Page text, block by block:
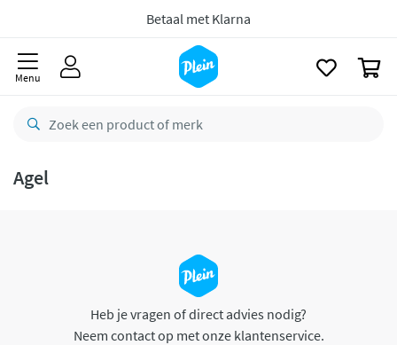
Betaal met Klarna
Menu
Agel
Heb je vragen of direct advies nodig?
Neem contact op met onze klantenservice.